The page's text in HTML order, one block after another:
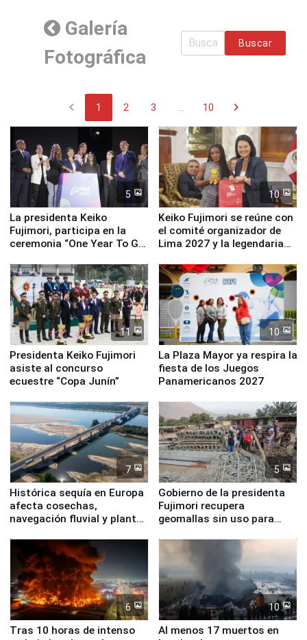
Galería
Fotográfica
Buscar
chevron_left 1 2 3 10 chevron_right
5
La presidenta Keiko
Fujimori, participa en la
ceremonia “One Year To Go
10
Keiko Fujimori se reúne con
el comité organizador de
Lima 2027 y la legendaria
11
Presidenta Keiko Fujimori
asiste al concurso
ecuestre “Copa Junín”
10
La Plaza Mayor ya respira la
fiesta de los Juegos
Panamericanos 2027
7
Histórica sequía en Europa
afecta cosechas,
navegación fluvial y plantas
5
Gobierno de la presidenta
Fujimori recupera
geomallas sin uso para
Fenómeno El Niño
6
Tras 10 horas de intenso
10
Al menos 17 muertos en